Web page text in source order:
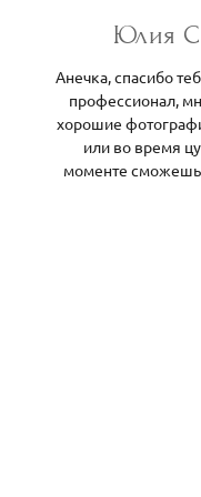
Юлия
Анечка, спасибо
профессионал,
хорошие
или во время
моменте